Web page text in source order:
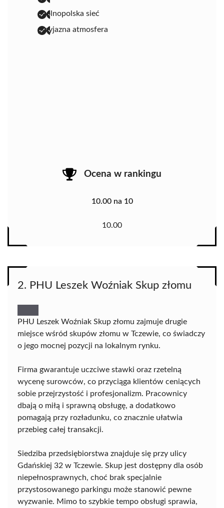
ogólnopolska sieć
przyjazna atmosfera
Ocena w rankingu
10.00 na 10
10.00
2. PHU Leszek Woźniak Skup złomu
PHU Leszek Woźniak Skup złomu zajmuje drugie
miejsce wśród skupów złomu w Tczewie, co świadczy
o jego mocnej pozycji na lokalnym rynku.
Firma gwarantuje uczciwe stawki oraz rzetelną
wycenę surowców, co przyciąga klientów ceniących
sobie przejrzystość i profesjonalizm. Pracownicy
dbają o miłą i sprawną obsługę, a dodatkowo
pomagają przy rozładunku, co znacznie ułatwia
przebieg całej transakcji.
Siedziba przedsiębiorstwa znajduje się przy ulicy
Gdańskiej 32 w Tczewie. Skup jest dostępny dla osób
niepełnosprawnych, choć brak specjalnie
przystosowanego parkingu może stanowić pewne
wyzwanie. Mimo to szybkie tempo obsługi sprawia,